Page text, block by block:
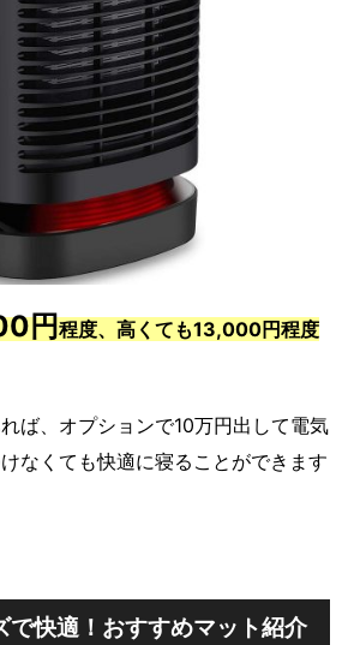
円程度、高くても13,000円程度
ば、オプションで10万円出して電気
なくても快適に寝ることができます
で快適！おすすめマット紹介